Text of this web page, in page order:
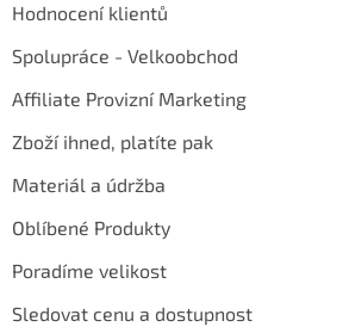
Hodnocení klientů
Spolupráce - Velkoobchod
Affiliate Provizní Marketing
Zboží ihned, platíte pak
Materiál a údržba
Oblíbené Produkty
Poradíme velikost
Sledovat cenu a dostupnost